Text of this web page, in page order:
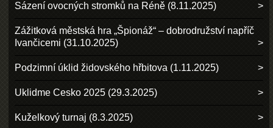
Sázení ovocných stromků na Réně (8.11.2025)
Zážitková městská hra „Špionáž“ – dobrodružství napříč
Ivančicemi (31.10.2025)
Podzimní úklid židovského hřbitova (1.11.2025)
Uklidme Cesko 2025 (29.3.2025)
Kuželkový turnaj (8.3.2025)